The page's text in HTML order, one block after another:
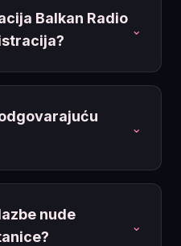
Balkan Radio
⌄
⌄
nude
⌄